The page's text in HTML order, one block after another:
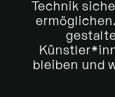
Technik
bleiben und